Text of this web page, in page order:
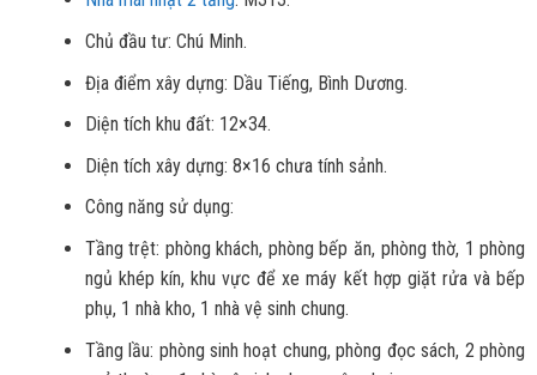
Chủ đầu tư: Chú Minh.
Địa điểm xây dựng: Dầu Tiếng, Bình Dương.
Diện tích khu đất: 12×34.
Diện tích xây dựng: 8×16 chưa tính sảnh.
Công năng sử dụng:
Tầng trệt: phòng khách, phòng bếp ăn, phòng thờ, 1 phòng
ngủ khép kín, khu vực để xe máy kết hợp giặt rửa và bếp
phụ, 1 nhà kho, 1 nhà vệ sinh chung.
Tầng lầu: phòng sinh hoạt chung, phòng đọc sách, 2 phòng